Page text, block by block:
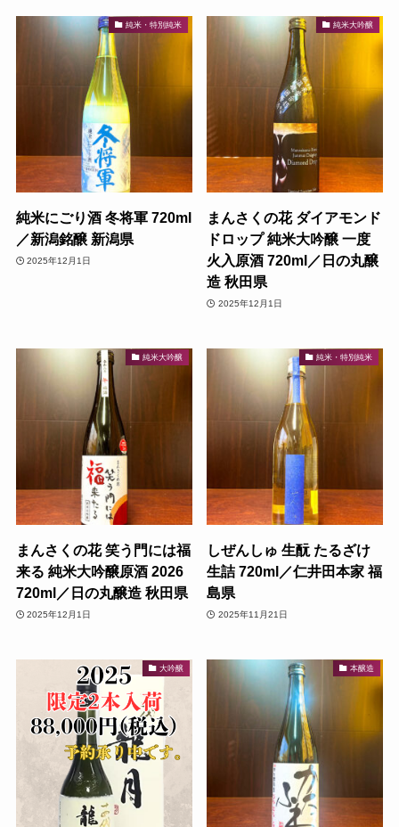
純米・特別純米
純米にごり酒 冬将軍 720ml
／新潟銘醸 新潟県
2025年12月1日
純米大吟醸
まんさくの花 ダイアモンド
ドロップ 純米大吟醸 一度
火入原酒 720ml／日の丸醸
造 秋田県
2025年12月1日
純米大吟醸
まんさくの花 笑う門には福
来る 純米大吟醸原酒 2026
720ml／日の丸醸造 秋田県
2025年12月1日
純米・特別純米
しぜんしゅ 生酛 たるざけ
生詰 720ml／仁井田本家 福
島県
2025年11月21日
大吟醸 本醸造